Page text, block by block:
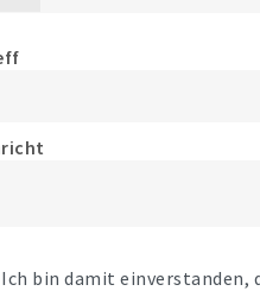
Ich bin damit einverstanden,